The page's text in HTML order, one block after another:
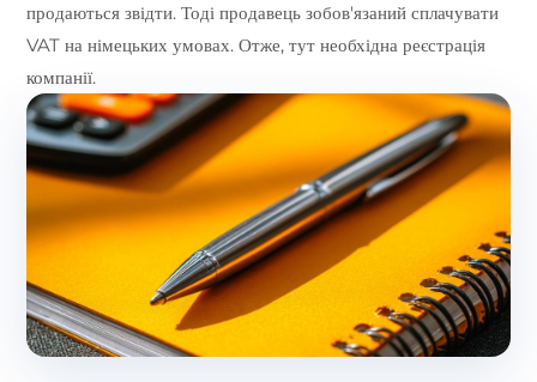
продаються звідти. Тоді продавець зобов'язаний сплачувати
VAT на німецьких умовах. Отже, тут необхідна реєстрація
компанії.